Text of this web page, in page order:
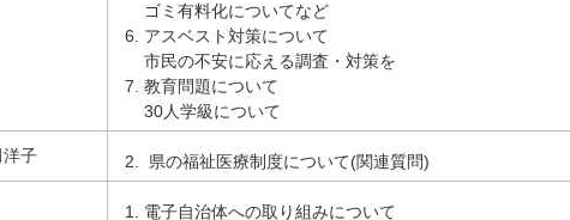
ゴミ有料化についてなど
アスベスト対策について
市民の不安に応える調査・対策を
教育問題について
30人学級について
洋子 県の福祉医療制度について(関連質問)
電子自治体への取り組みについて